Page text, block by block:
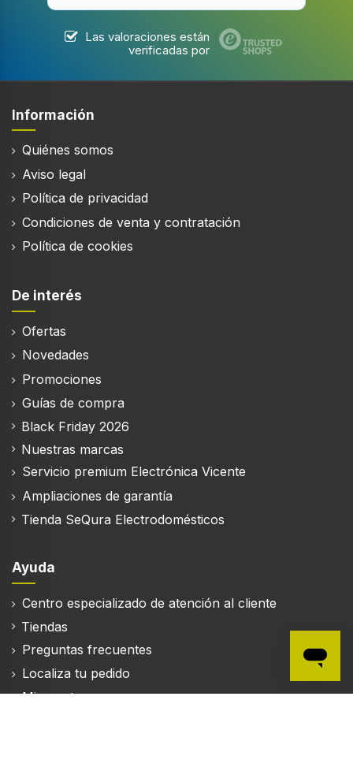
Las valoraciones están
verificadas por
Información
Quiénes somos
Aviso legal
Política de privacidad
Condiciones de venta y contratación
Política de cookies
De interés
Ofertas
Novedades
Promociones
Guías de compra
Black Friday 2026
Nuestras marcas
Servicio premium Electrónica Vicente
Ampliaciones de garantía
Tienda SeQura Electrodomésticos
Ayuda
Centro especializado de atención al cliente
Tiendas
Preguntas frecuentes
Localiza tu pedido
Mi cuenta